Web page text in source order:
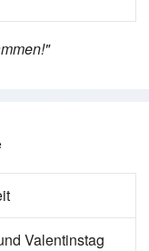
Valentinstag